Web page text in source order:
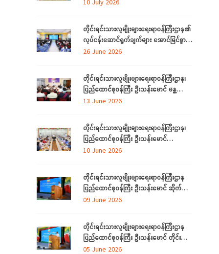
10 July 2026
တိုင်းရင်းသားလူမျိုးများရေးရာဝန်ကြီးဌာန၏
လုပ်ငန်းဆောင်ရွက်ချက်များ အောင်မြင်စွာ
အကောင်အထည်ဖော်နိုင်ရေးအတွက်
26 June 2026
တိုင်းရင်းသားလူမျိုးများရေးရာဝန်ကြီးဌာန၊
ပြည်ထောင်စုဝန်ကြီး ဦးသန်းမောင် မန္တလေး
တိုင်းဒေသကြီးအတွင်းရှိ တိုင်းရင်းသားစာပေ
ဆွေးနွေး
13 June 2026
တိုင်းရင်းသားလူမျိုးများရေးရာဝန်ကြီးဌာန၊
ပြည်ထောင်စုဝန်ကြီး ဦးသန်းမောင်
ပြည်ထောင်စုနယ်မြေ နေပြည်တော်အတွင်းရှိ
အသင်းအဖွဲ့များနှင့် တွေ့ဆုံဆွေးနွေး
10 June 2026
တိုင်းရင်းသားလူမျိုးများရေးရာဝန်ကြီးဌာန
ပြည်ထောင်စုဝန်ကြီး ဦးသန်းမောင် ဆိုက်ဘာ
လုံခြုံရေး (Cyber Security) ဆိုင်ရာ
ရောက်
09 June 2026
တိုင်းရင်းသားလူမျိုးများရေးရာဝန်ကြီးဌာန
ပြည်ထောင်စုဝန်ကြီး ဦးသန်းမောင် တိုင်း
ဒေသကြီးနှင့် ပြည်နယ်များမှ
05 June 2026